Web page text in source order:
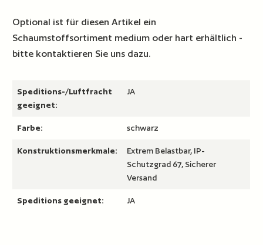
Optional ist für diesen Artikel ein
Schaumstoffsortiment medium oder hart erhältlich -
bitte kontaktieren Sie uns dazu.
Speditions-/Luftfracht
geeignet:
JA
Farbe: schwarz
Konstruktionsmerkmale:
Extrem Belastbar, IP-
Schutzgrad 67, Sicherer
Versand
Speditions geeignet: JA